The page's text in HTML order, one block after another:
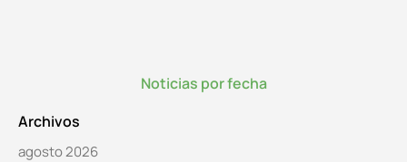
Noticias por fecha
Archivos
agosto 2026